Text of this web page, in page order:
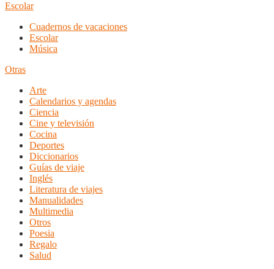
Escolar
Cuadernos de vacaciones
Escolar
Música
Otras
Arte
Calendarios y agendas
Ciencia
Cine y televisión
Cocina
Deportes
Diccionarios
Guías de viaje
Inglés
Literatura de viajes
Manualidades
Multimedia
Otros
Poesia
Regalo
Salud